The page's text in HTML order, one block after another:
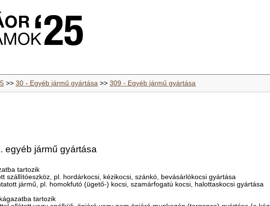
>>30 - Egyéb jármű gyártása >>309 - Egyéb jármű gyártása
egyéb jármű gyártása
tartozik
szállítóeszköz, pl. hordárkocsi, kézikocsi, szánkó, bevásárlókocsi gyártása
jármű, pl. homokfutó (ügető-) kocsi, szamárfogatú kocsi, halottaskocsi gyártása
tartozik